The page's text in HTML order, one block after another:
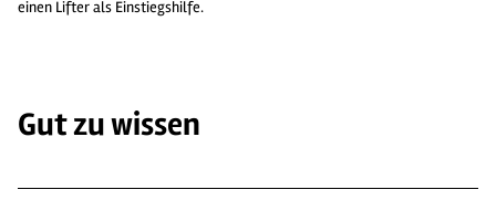
einen Lifter als Einstiegshilfe.
Gut zu wissen